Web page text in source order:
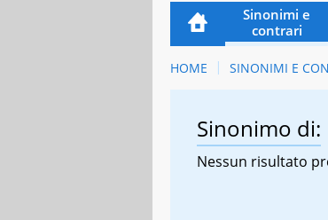
Sinonimi e
contrari
HOME SINONIMI E
Sinonimo di:
Nessun risultato